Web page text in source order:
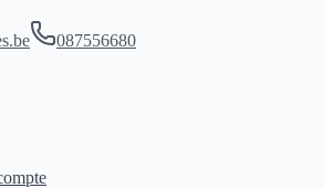
087556680